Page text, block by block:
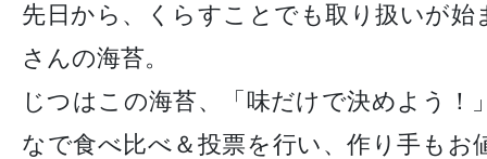
先日から、くらすことでも取り扱いが始
さんの海苔。
じつはこの海苔、「味だけで決めよう！
なで食べ比べ＆投票を行い、作り手もお